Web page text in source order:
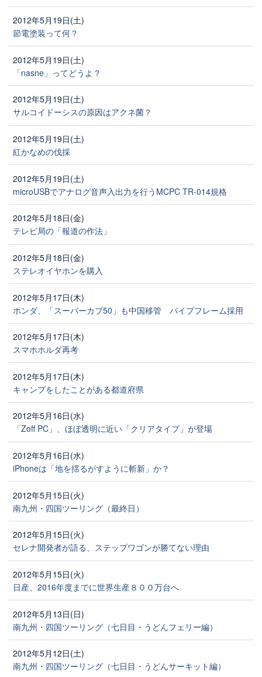
2012年5月19日(土)
節電塗装って何？
2012年5月19日(土)
「nasne」ってどうよ？
2012年5月19日(土)
サルコイドーシスの原因はアクネ菌？
2012年5月19日(土)
紅かなめの伐採
2012年5月19日(土)
microUSBでアナログ音声入出力を行うMCPC TR-014規格
2012年5月18日(金)
テレビ局の「報道の作法」
2012年5月18日(金)
ステレオイヤホンを購入
2012年5月17日(木)
ホンダ、「スーパーカブ50」も中国移管 パイプフレーム採用
2012年5月17日(木)
スマホホルダ再考
2012年5月17日(木)
キャンプをしたことがある都道府県
2012年5月16日(水)
「Zoff PC」、ほぼ透明に近い「クリアタイプ」が登場
2012年5月16日(水)
iPhoneは「地を揺るがすように斬新」か？
2012年5月15日(火)
南九州・四国ツーリング（最終日）
2012年5月15日(火)
セレナ開発者が語る、ステップワゴンが勝てない理由
2012年5月15日(火)
日産、2016年度までに世界生産８００万台へ
2012年5月13日(日)
南九州・四国ツーリング（七日目・うどんフェリー編）
2012年5月12日(土)
南九州・四国ツーリング（七日目・うどんサーキット編）